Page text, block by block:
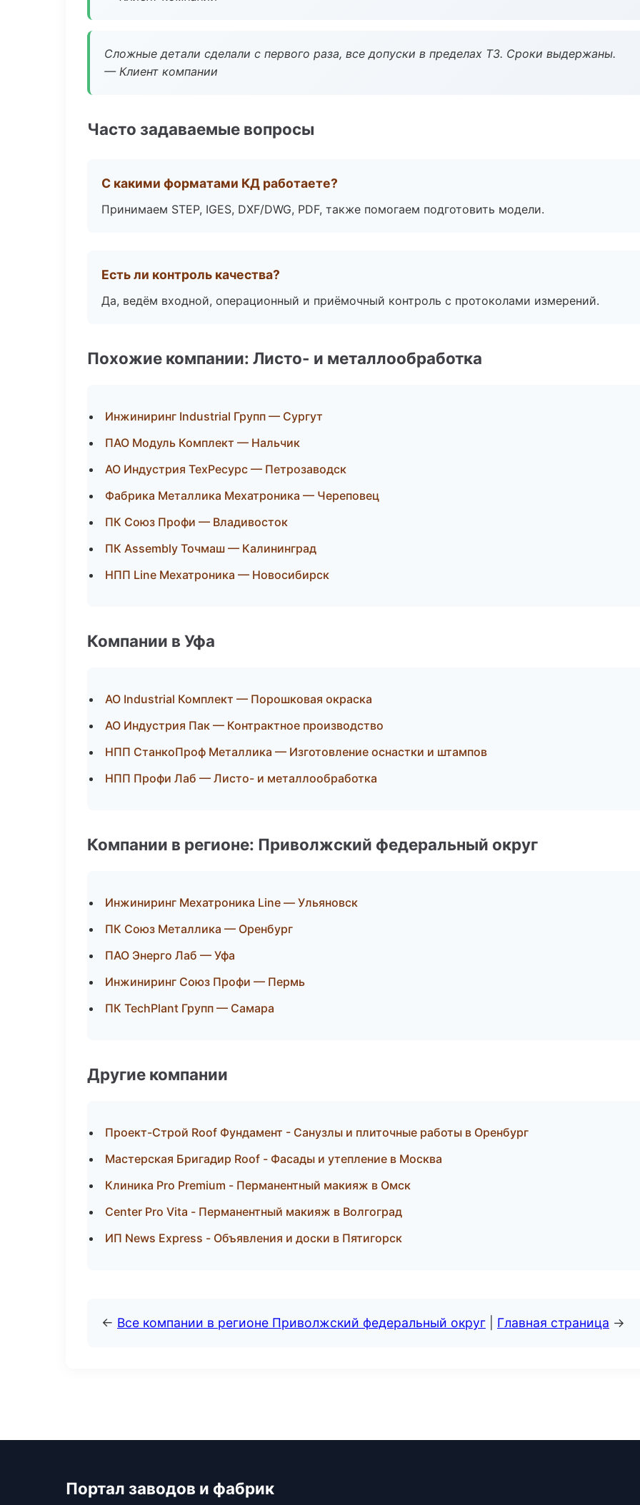
Сложные детали сделали с первого раза, все допуски в пределах ТЗ. Сроки выдержаны.
— Клиент компании
Часто задаваемые вопросы
С какими форматами КД работаете?
Принимаем STEP, IGES, DXF/DWG, PDF, также помогаем подготовить модели.
Есть ли контроль качества?
Да, ведём входной, операционный и приёмочный контроль с протоколами измерений.
Похожие компании: Листо- и металлообработка
Инжиниринг Industrial Групп — Сургут
ПАО Модуль Комплект — Нальчик
АО Индустрия ТехРесурс — Петрозаводск
Фабрика Металлика Мехатроника — Череповец
ПК Союз Профи — Владивосток
ПК Assembly Точмаш — Калининград
НПП Line Мехатроника — Новосибирск
Компании в Уфа
АО Industrial Комплект — Порошковая окраска
АО Индустрия Пак — Контрактное производство
НПП СтанкоПроф Металлика — Изготовление оснастки и штампов
НПП Профи Лаб — Листо- и металлообработка
Компании в регионе: Приволжский федеральный округ
Инжиниринг Мехатроника Line — Ульяновск
ПК Союз Металлика — Оренбург
ПАО Энерго Лаб — Уфа
Инжиниринг Союз Профи — Пермь
ПК TechPlant Групп — Самара
Другие компании
Проект-Строй Roof Фундамент - Санузлы и плиточные работы в Оренбург
Мастерская Бригадир Roof - Фасады и утепление в Москва
Клиника Pro Premium - Перманентный макияж в Омск
Center Pro Vita - Перманентный макияж в Волгоград
ИП News Express - Объявления и доски в Пятигорск
← Все компании в регионе Приволжский федеральный округ Главная страница →
Портал заводов и фабрик